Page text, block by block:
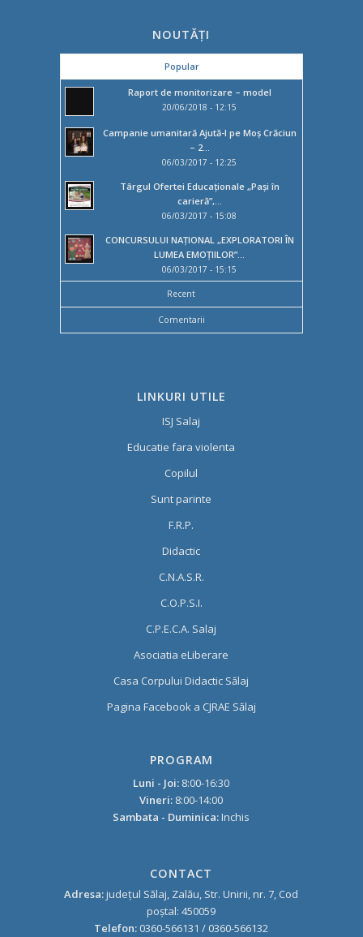
NOUTĂȚI
Popular
Raport de monitorizare – model
20/06/2018 - 12:15
Campanie umanitară Ajută-l pe Moș Crăciun
– 2...
06/03/2017 - 12:25
Târgul Ofertei Educaţionale „Paşi în
carieră”,...
06/03/2017 - 15:08
CONCURSULUI NAȚIONAL „EXPLORATORI ÎN
LUMEA EMOȚIILOR”...
06/03/2017 - 15:15
Recent
Comentarii
LINKURI UTILE
ISJ Salaj
Educatie fara violenta
Copilul
Sunt parinte
F.R.P.
Didactic
C.N.A.S.R.
C.O.P.S.I.
C.P.E.C.A. Salaj
Asociatia eLiberare
Casa Corpului Didactic Sălaj
Pagina Facebook a CJRAE Sălaj
PROGRAM
Luni - Joi: 8:00-16:30
Vineri: 8:00-14:00
Sambata - Duminica:Inchis
CONTACT
Adresa:judeţul Sălaj, Zalău, Str. Unirii, nr. 7, Cod
poştal: 450059
Telefon: 0360-566131 / 0360-566132